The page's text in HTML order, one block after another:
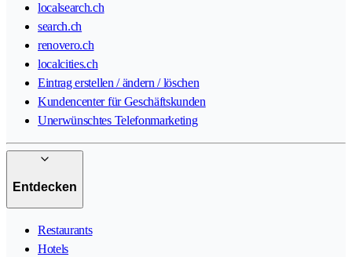
localsearch.ch
search.ch
renovero.ch
localcities.ch
Eintrag erstellen / ändern / löschen
Kundencenter für Geschäftskunden
Unerwünschtes Telefonmarketing
Entdecken
Restaurants
Hotels